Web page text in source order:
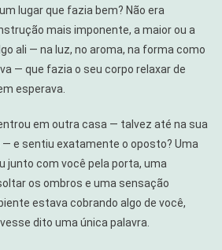
lugar que fazia bem? Não era
mais imponente, a maior ou a
ali — na luz, no aroma, na forma como
— que fazia o seu corpo relaxar de
esperava.
em outra casa — talvez até na sua
e sentiu exatamente o oposto? Uma
junto com você pela porta, uma
os ombros e uma sensação
estava cobrando algo de você,
dito uma única palavra.